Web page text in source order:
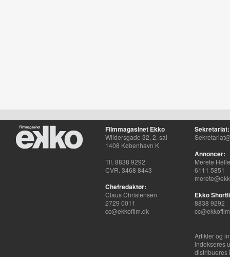
Filmmagasinet Ekko
Wildersgade 32, 2. sal
1408 København K
Tlf. 8838 9292
CVR. 3468 8443
Chefredaktør:
Claus Christensen
2729 0011
cc@ekkofilm.dk
Sekretariat:
Annoncer:
Merete
6111 5851
Ekko
8838 9292
Artikler og
indekseres
distribueres